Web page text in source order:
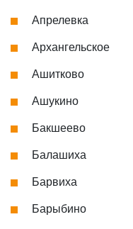
Апрелевка
Архангельское
Ашитково
Ашукино
Бакшеево
Балашиха
Барвиха
Барыбино